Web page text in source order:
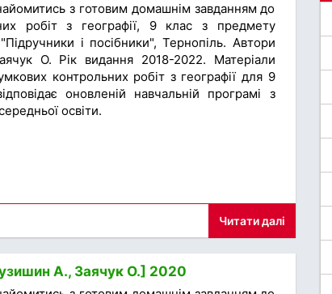
з готовим домашнім завданням до
робіт з географії, 9 клас з предмету
і посібники", Тернопіль. Автори
О. Рік видання 2018-2022. Матеріали
контрольних робіт з географії для 9
оновленій навчальній програмі з
освіти.
Читати далі
А., Заячук О.] 2020